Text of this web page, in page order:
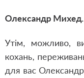
Олександр Михед.
Утім, можливо,
кохань,
для вас